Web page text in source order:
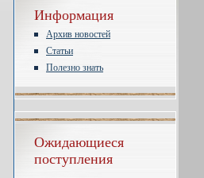
Информация
Архив новостей
Статьи
Полезно знать
Ожидающиеся
поступления